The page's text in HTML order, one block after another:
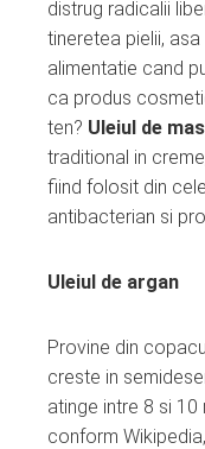
distrug radicalii
tineretea pielii,
alimentatie cand
ca produs
ten? Uleiul de
traditional in
fiind folosit din
antibacterian si
Uleiul de argan
Provine din
creste in
atinge intre 8 si
conform